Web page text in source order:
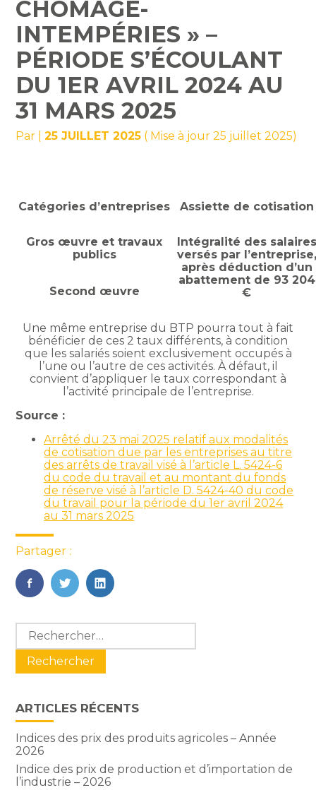
CHÔMAGE-
INTEMPÉRIES » –
PÉRIODE S’ÉCOULANT
DU 1ER AVRIL 2024 AU
31 MARS 2025
Par |25 JUILLET 2025 ( Mise à jour 25 juillet 2025)
Catégories d’entreprises Assiette de cotisation
Gros œuvre et travaux
publics
Intégralité des salaires
versés par l’entreprise,
après déduction d’un
abattement de 93 204
€
Second œuvre
Une même entreprise du BTP pourra tout à fait
bénéficier de ces 2 taux différents, à condition
que les salariés soient exclusivement occupés à
l’une ou l’autre de ces activités. À défaut, il
convient d’appliquer le taux correspondant à
l’activité principale de l’entreprise.
Source :
Arrêté du 23 mai 2025 relatif aux modalités
de cotisation due par les entreprises au titre
des arrêts de travail visé à l’article L. 5424-6
du code du travail et au montant du fonds
de réserve visé à l’article D. 5424-40 du code
du travail pour la période du 1er avril 2024
au 31 mars 2025
Partager :
FaceBook
TwitterLinkedIn
Blog
sidebar
Rechercher :
ARTICLES RÉCENTS
Indices des prix des produits agricoles – Année
2026
Indice des prix de production et d’importation de
l’industrie – 2026